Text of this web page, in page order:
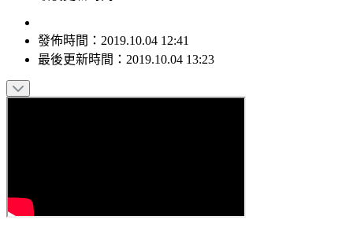
最後更新時間：2019.10.04 13:23